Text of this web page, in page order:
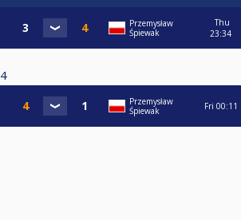
Przemysław
Śpiewak
Thu
23:34
4
Przemysław
Śpiewak
Fri 00:11